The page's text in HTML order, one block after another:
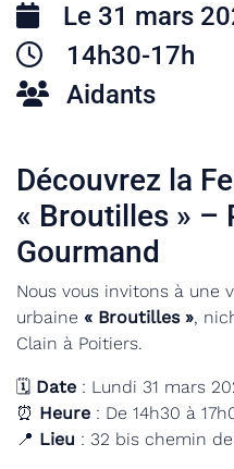
Le 31 mars
14h30-17h
Aidants
Découvrez la
« Broutilles » –
Gourmand
Nous vous invitons à une
urbaine « Broutilles »,
Clain à Poitiers.
🗓 Date : Lundi 31 mars
⏰ Heure : De 14h30 à
📍 Lieu : 32 bis chemin